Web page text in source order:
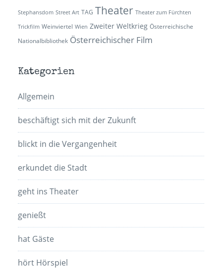
Stephansdom Street Art TAG Theater Theater zum Fürchten
Trickfilm Weinviertel Wien Zweiter Weltkrieg Österreichische
Nationalbibliothek Österreichischer Film
Kategorien
Allgemein
beschäftigt sich mit der Zukunft
blickt in die Vergangenheit
erkundet die Stadt
geht ins Theater
genießt
hat Gäste
hört Hörspiel